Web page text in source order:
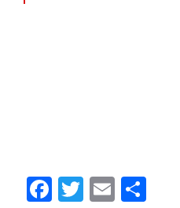
Facebook
Twitter
Email